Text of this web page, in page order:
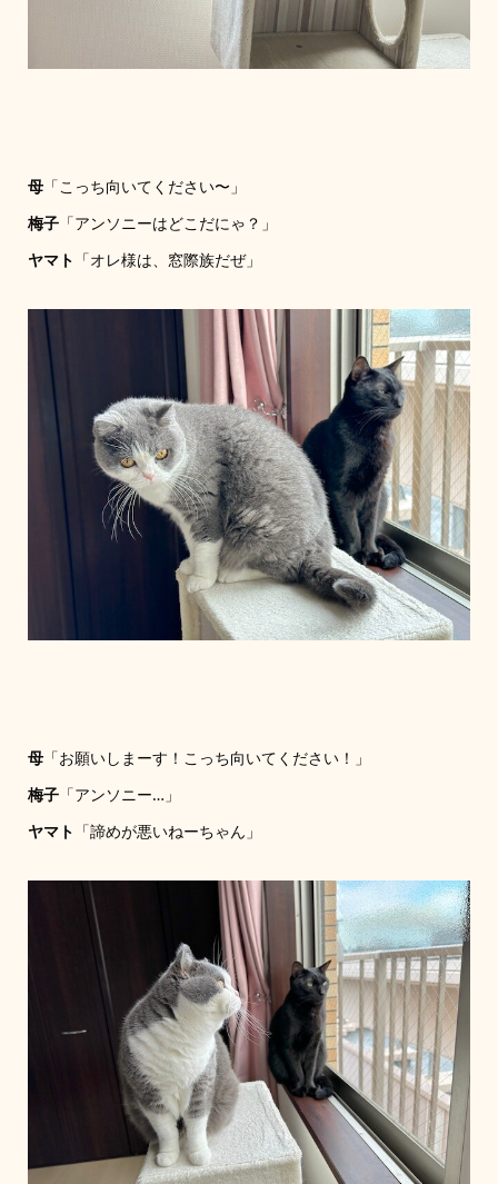
母「こっち向いてください〜」
梅子「アンソニーはどこだにゃ？」
ヤマト 「オレ様は、窓際族だぜ」
母「お願いしまーす！こっち向いてください！」
梅子「アンソニー…」
ヤマト 「諦めが悪いねーちゃん」